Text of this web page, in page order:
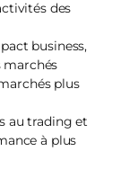
des
business,
marchés
plus
au trading et
à plus